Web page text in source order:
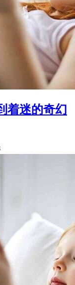
着迷的奇幻